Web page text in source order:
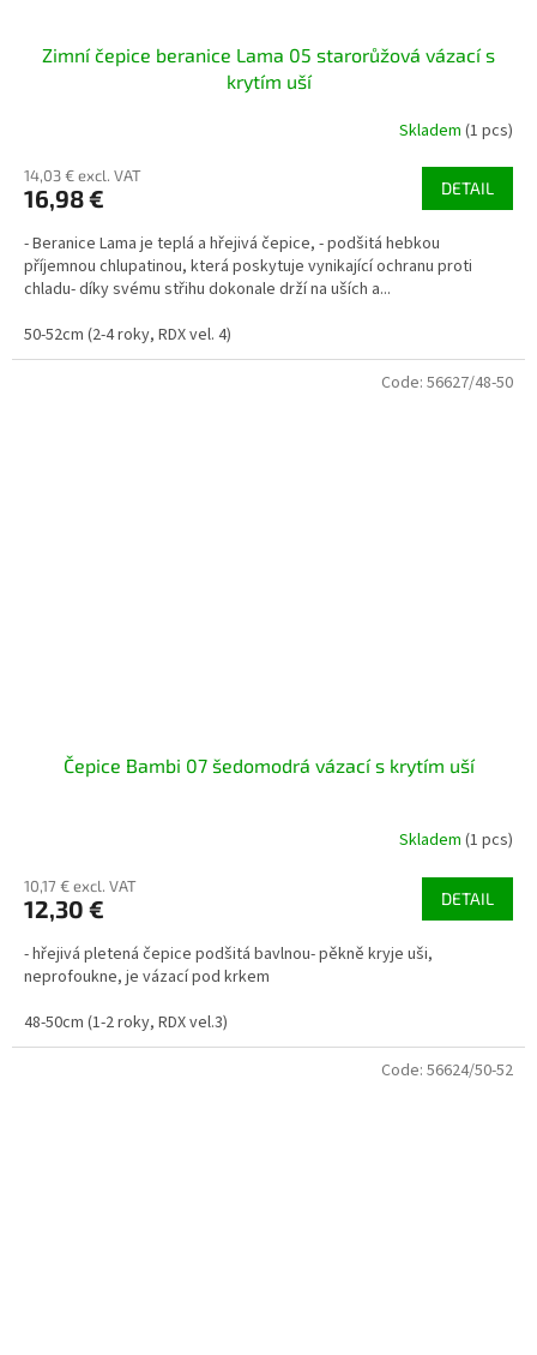
Zimní čepice beranice Lama 05 starorůžová vázací s
krytím uší
Skladem (1 pcs)
14,03 € excl. VAT
16,98 € DETAIL
- Beranice Lama je teplá a hřejivá čepice, - podšitá hebkou
příjemnou chlupatinou, která poskytuje vynikající ochranu proti
chladu- díky svému střihu dokonale drží na uších a...
50-52cm (2-4 roky, RDX vel. 4)
Čepice Bambi 07 šedomodrá vázací s krytím uší
Skladem (1 pcs)
10,17 € excl. VAT
12,30 € DETAIL
- hřejivá pletená čepice podšitá bavlnou- pěkně kryje uši,
neprofoukne, je vázací pod krkem
48-50cm (1-2 roky, RDX vel.3)
Code: 56627/48-50
Code: 56624/50-52